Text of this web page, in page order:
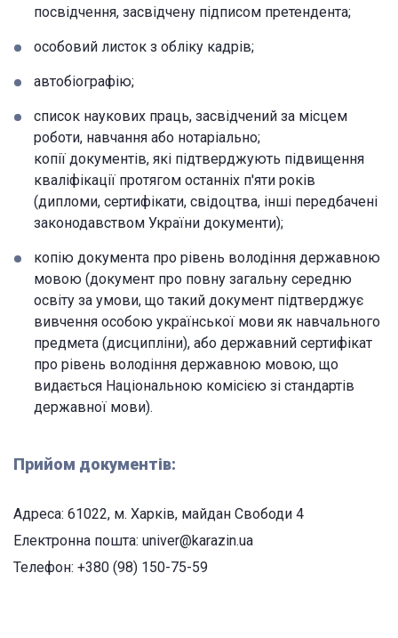
посвідчення, засвідчену підписом претендента;
особовий листок з обліку кадрів;
автобіографію;
список наукових праць, засвідчений за місцем
роботи, навчання або нотаріально;
копії документів, які підтверджують підвищення
кваліфікації протягом останніх п'яти років
(дипломи, сертифікати, свідоцтва, інші передбачені
законодавством України документи);
копію документа про рівень володіння державною
мовою (документ про повну загальну середню
освіту за умови, що такий документ підтверджує
вивчення особою української мови як навчального
предмета (дисципліни), або державний сертифікат
про рівень володіння державною мовою, що
видається Національною комісією зі стандартів
державної мови).
Прийом документів:
Адреса: 61022, м. Харків, майдан Свободи 4
Електронна пошта: univer@karazin.ua
Телефон: +380 (98) 150-75-59